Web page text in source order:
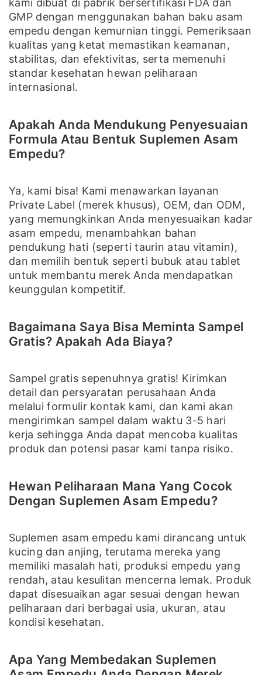
kami dibuat di pabrik bersertifikasi FDA dan
GMP dengan menggunakan bahan baku asam
empedu dengan kemurnian tinggi. Pemeriksaan
kualitas yang ketat memastikan keamanan,
stabilitas, dan efektivitas, serta memenuhi
standar kesehatan hewan peliharaan
internasional.
Apakah Anda Mendukung Penyesuaian
Formula Atau Bentuk Suplemen Asam
Empedu?
Ya, kami bisa! Kami menawarkan layanan
Private Label (merek khusus), OEM, dan ODM,
yang memungkinkan Anda menyesuaikan kadar
asam empedu, menambahkan bahan
pendukung hati (seperti taurin atau vitamin),
dan memilih bentuk seperti bubuk atau tablet
untuk membantu merek Anda mendapatkan
keunggulan kompetitif.
Bagaimana Saya Bisa Meminta Sampel
Gratis? Apakah Ada Biaya?
Sampel gratis sepenuhnya gratis! Kirimkan
detail dan persyaratan perusahaan Anda
melalui formulir kontak kami, dan kami akan
mengirimkan sampel dalam waktu 3-5 hari
kerja sehingga Anda dapat mencoba kualitas
produk dan potensi pasar kami tanpa risiko.
Hewan Peliharaan Mana Yang Cocok
Dengan Suplemen Asam Empedu?
Suplemen asam empedu kami dirancang untuk
kucing dan anjing, terutama mereka yang
memiliki masalah hati, produksi empedu yang
rendah, atau kesulitan mencerna lemak. Produk
dapat disesuaikan agar sesuai dengan hewan
peliharaan dari berbagai usia, ukuran, atau
kondisi kesehatan.
Apa Yang Membedakan Suplemen